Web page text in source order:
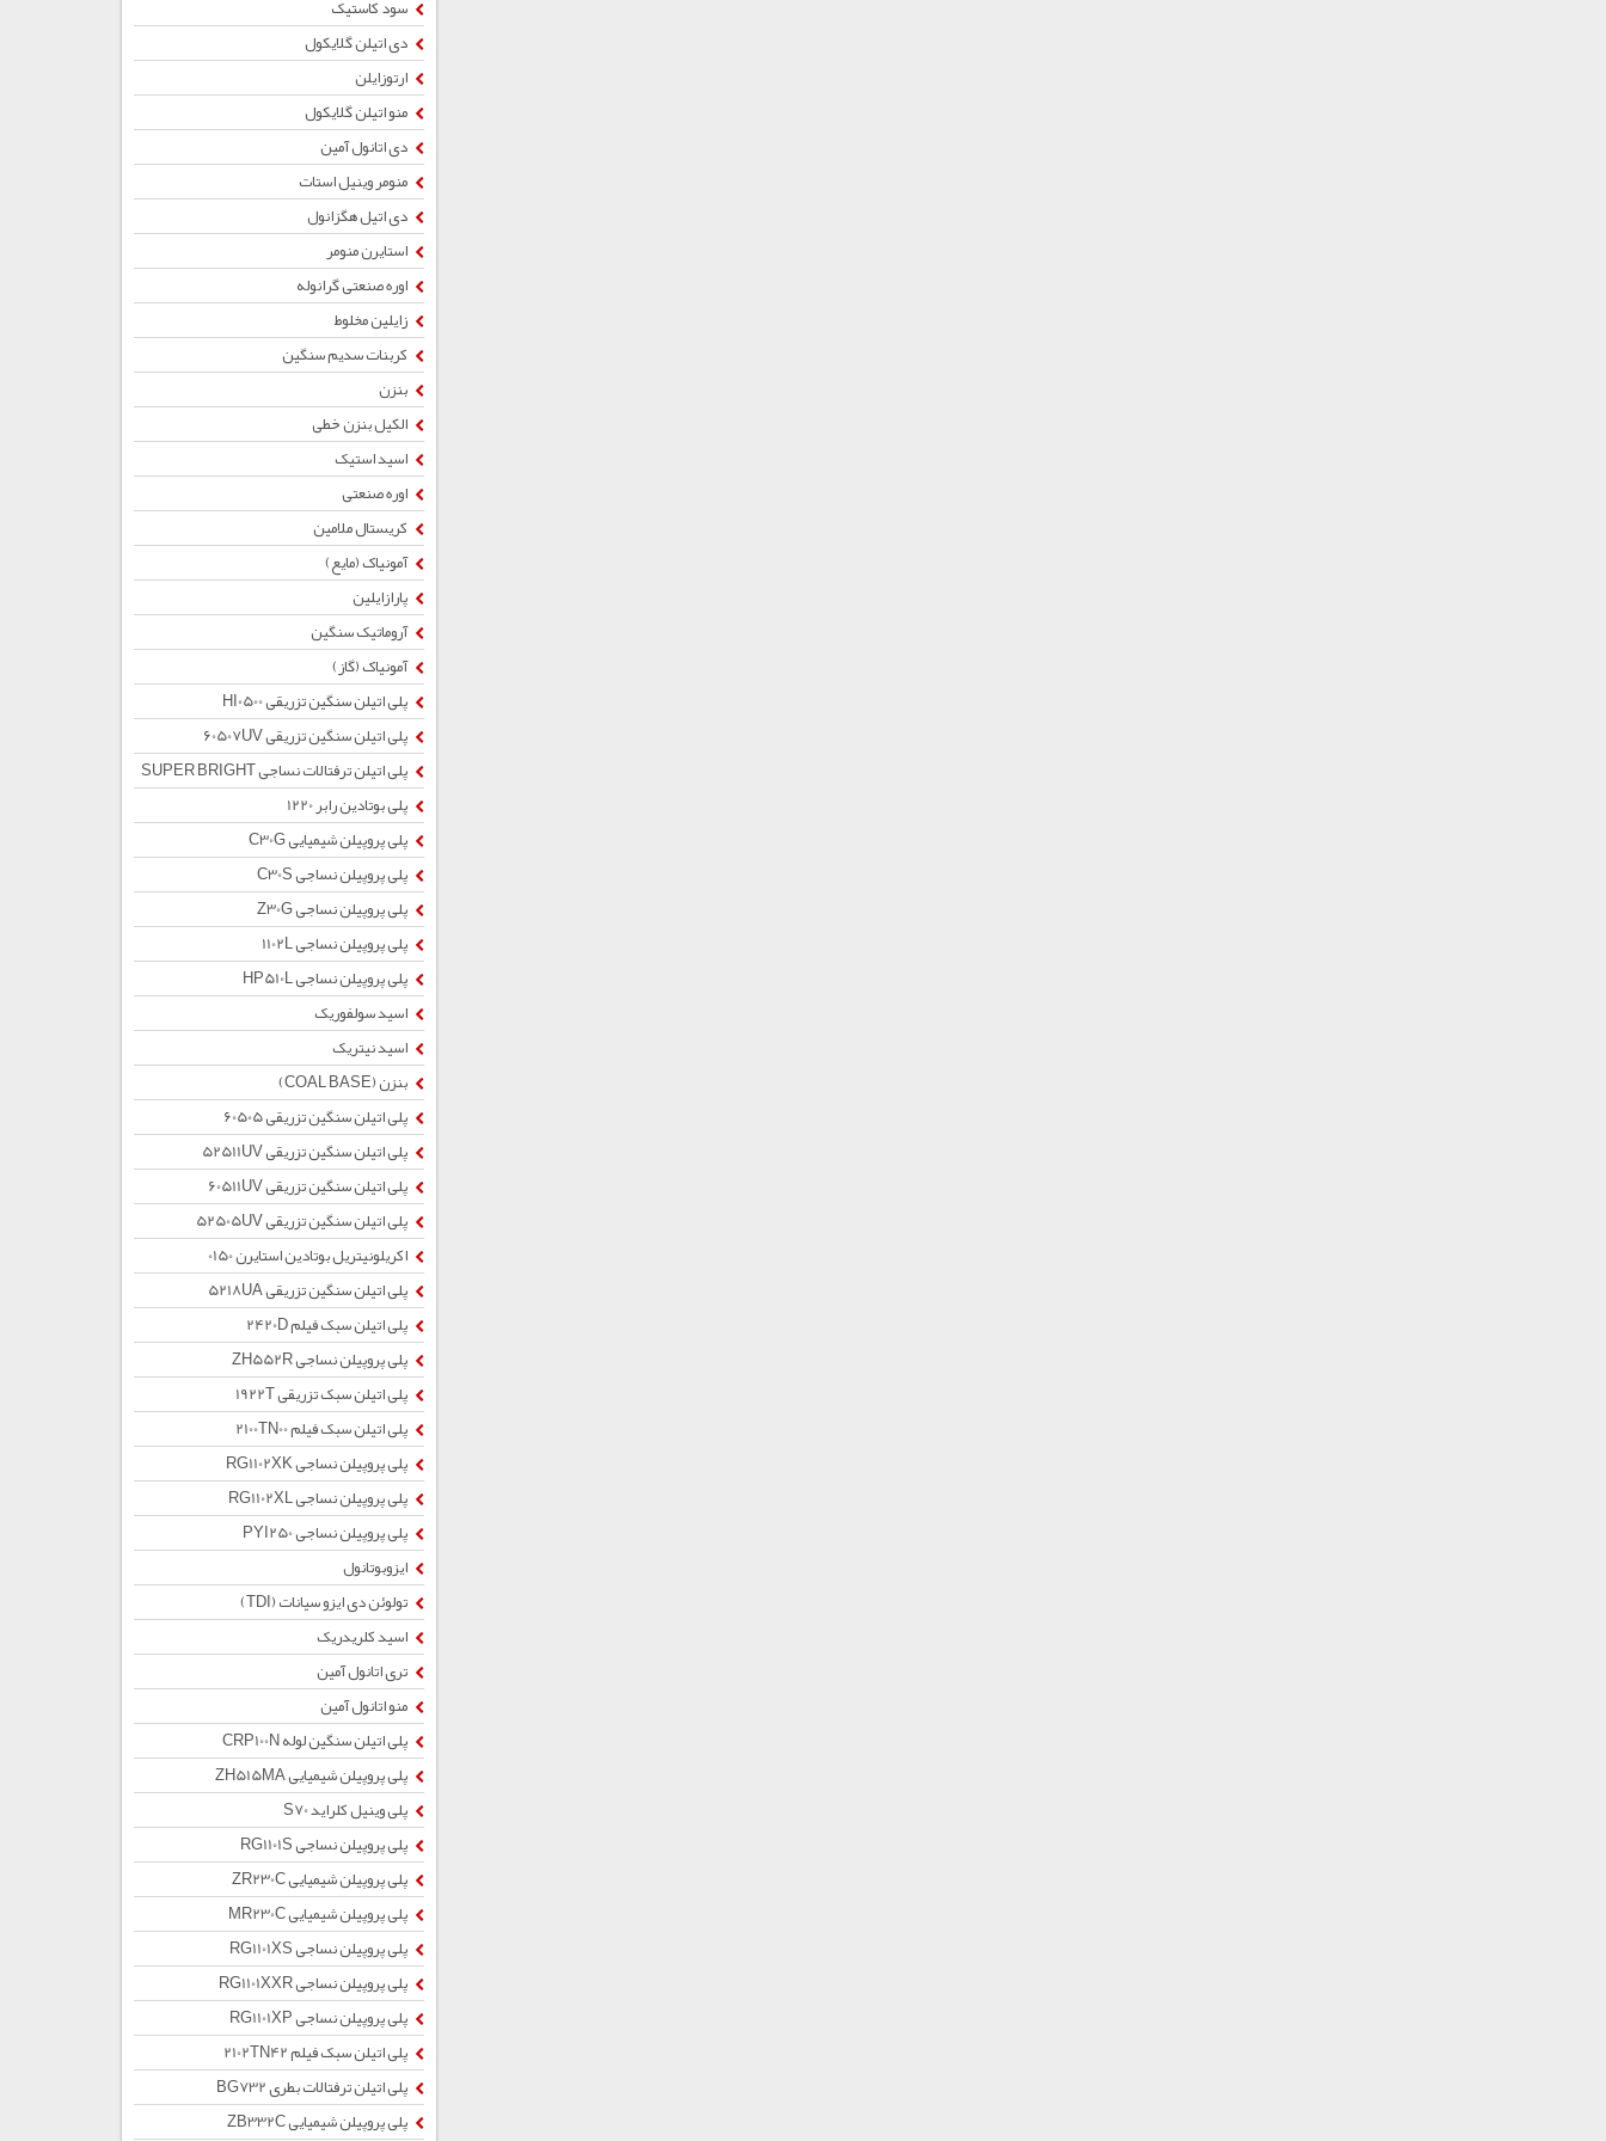
سود کاستیک
دی اتیلن گلایکول
ارتوزایلن
منو اتیلن گلایکول
دی اتانول آمین
منومر وینیل استات
دی اتیل هگزانول
استایرن منومر
اوره صنعتی گرانوله
زایلین مخلوط
کربنات سدیم سنگین
بنزن
الکیل بنزن خطی
اسید استیک
اوره صنعتی
کریستال ملامین
آمونیاک (مایع)
پارازایلین
آروماتیک سنگین
آمونیاک (گاز)
پلی اتیلن سنگین تزریقی HI0500
پلی اتیلن سنگین تزریقی 60507UV
پلی اتیلن ترفتالات نساجی SUPER BRIGHT
پلی بوتادین رابر 1220
پلی پروپیلن شیمیایی C30G
پلی پروپیلن نساجی C30S
پلی پروپیلن نساجی Z30G
پلی پروپیلن نساجی 1102L
پلی پروپیلن نساجی HP510L
اسید سولفوریک
اسید نیتریک
بنزن (COAL BASE)
پلی اتیلن سنگین تزریقی 60505
پلی اتیلن سنگین تزریقی 52511UV
پلی اتیلن سنگین تزریقی 60511UV
پلی اتیلن سنگین تزریقی 52505UV
اکریلونیتریل بوتادین استایرن 0150
پلی اتیلن سنگین تزریقی 5218UA
پلی اتیلن سبک فیلم 2420D
پلی پروپیلن نساجی ZH552R
پلی اتیلن سبک تزریقی 1922T
پلی اتیلن سبک فیلم 2100TN00
پلی پروپیلن نساجی RG1102XK
پلی پروپیلن نساجی RG1102XL
پلی پروپیلن نساجی PYI250
ایزوبوتانول
تولوئن دی ایزو سیانات (TDI)
اسید کلریدریک
تری اتانول آمین
منو اتانول آمین
پلی اتیلن سنگین لوله CRP100N
پلی پروپیلن شیمیایی ZH515MA
پلی وینیل کلراید S70
پلی پروپیلن نساجی RG1101S
پلی پروپیلن شیمیایی ZR230C
پلی پروپیلن شیمیایی MR230C
پلی پروپیلن نساجی RG1101XS
پلی پروپیلن نساجی RG1101XXR
پلی پروپیلن نساجی RG1101XP
پلی اتیلن سبک فیلم 2102TN42
پلی اتیلن ترفتالات بطری BG732
پلی پروپیلن شیمیایی ZB332C